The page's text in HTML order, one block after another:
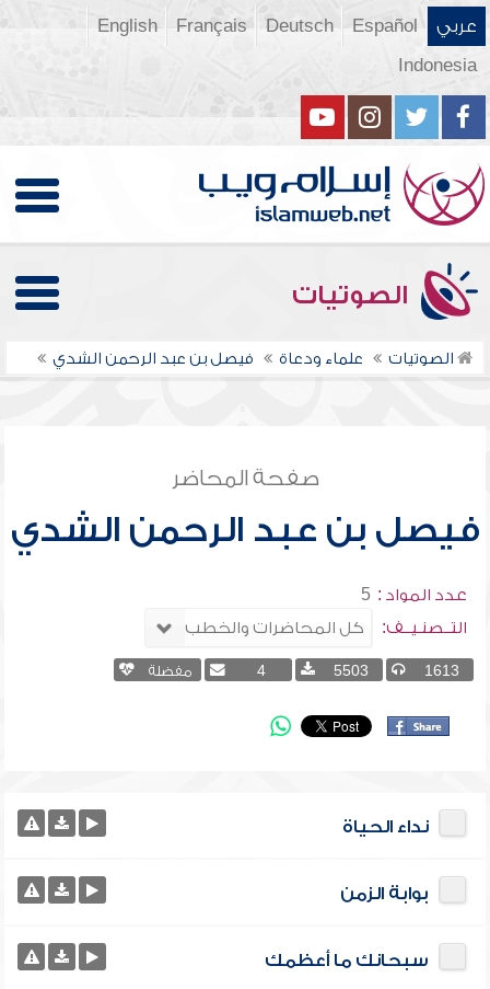
عربي Español
Deutsch
Français
English
Indonesia
الصوتيات
الصوتيات علماء ودعاة فيصل بن عبد الرحمن الشدي
صفحة المحاضر
فيصل بن عبد الرحمن الشدي
عدد المواد : 5
التــصنـيــف:
1613
5503
4 مفضلة
نداء الحياة
بوابة الزمن
سبحانك ما أعظمك